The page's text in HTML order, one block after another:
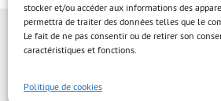
stocker et/ou accéder aux informations des
permettra de traiter des données telles que le
Le fait de ne pas consentir ou de retirer son
caractéristiques et fonctions.
Politique de cookies